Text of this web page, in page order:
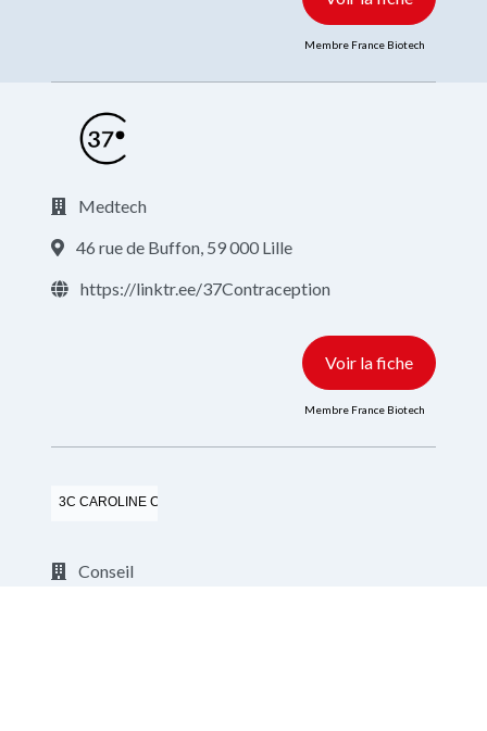
Membre France Biotech
Medtech
46 rue de Buffon, 59 000 Lille
https://linktr.ee/37Contraception
Voir la fiche
Membre France Biotech
3C CAROLINE COACH CONSEIL
Conseil